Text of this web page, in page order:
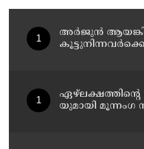
അർജുൻ
യുമായി മൂന്നംഗ